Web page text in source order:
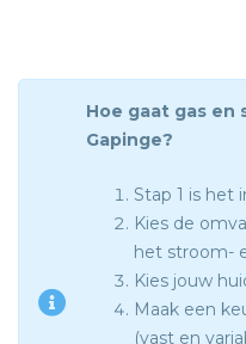
Hoe gaat gas en
Gapinge?
Stap 1 is het
Kies de
het stroom-
Kies jouw
Maak een
(vast en